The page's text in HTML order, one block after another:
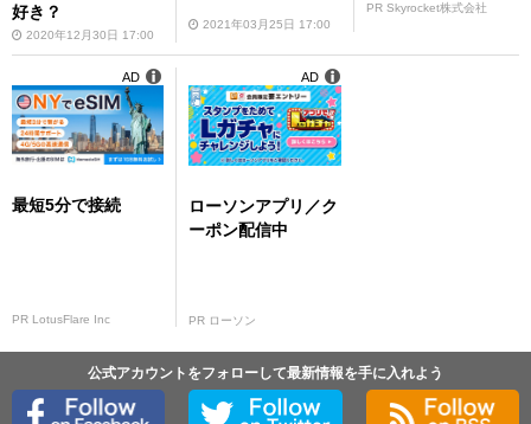
好き？
2020年12月30日 17:00
2021年03月25日 17:00
PR Skyrocket株式会社
最短5分で接続
PR LotusFlare Inc
AD
ローソンアプリ／ク
ーポン配信中
PR ローソン
AD
公式アカウントをフォローして最新情報を手に入れよう